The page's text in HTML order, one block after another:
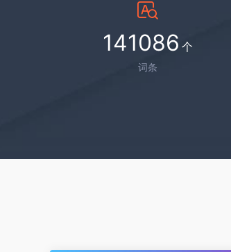
141086 个
词条